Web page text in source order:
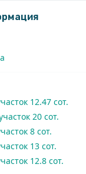
уже выглядят
газоны. Всё в
ухожен.
12.47 сот.
20 сот.
8 сот.
13 сот.
12.8 сот.